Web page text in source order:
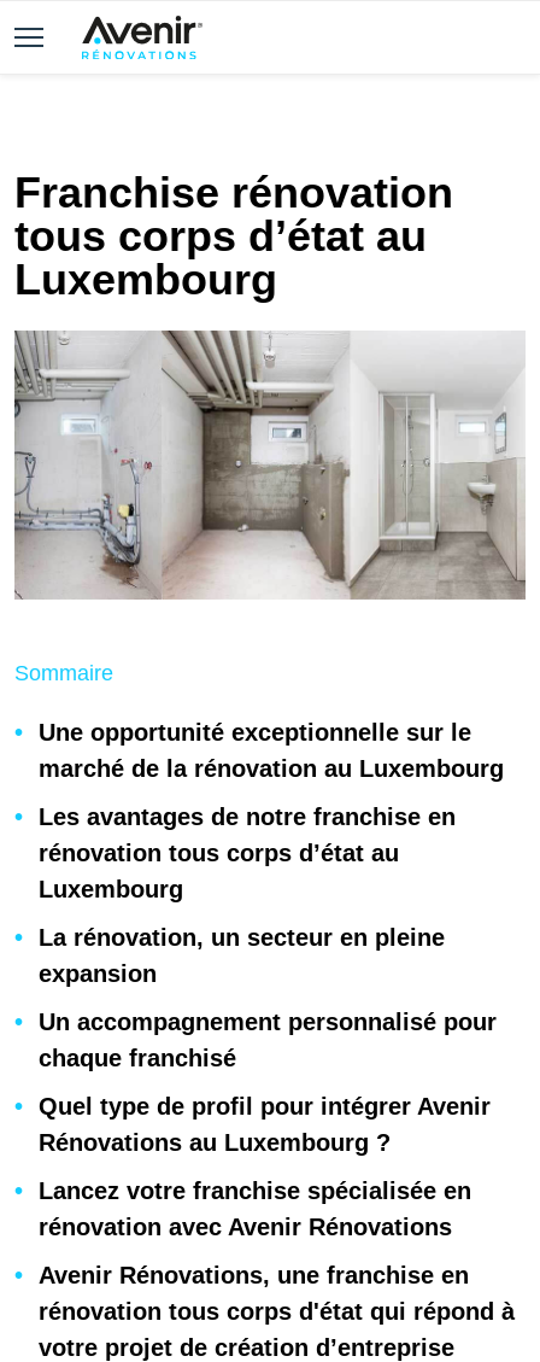
Franchise rénovation
tous corps d’état au
Luxembourg
Sommaire
Une opportunité exceptionnelle sur le
marché de la rénovation au Luxembourg
Les avantages de notre franchise en
rénovation tous corps d’état au
Luxembourg
La rénovation, un secteur en pleine
expansion
Un accompagnement personnalisé pour
chaque franchisé
Quel type de profil pour intégrer Avenir
Rénovations au Luxembourg ?
Lancez votre franchise spécialisée en
rénovation avec Avenir Rénovations
Avenir Rénovations, une franchise en
rénovation tous corps d'état qui répond à
votre projet de création d’entreprise